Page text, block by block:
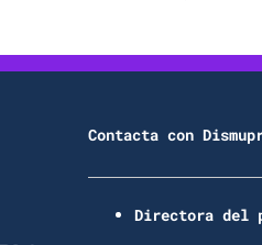
Contacta con
Directora del